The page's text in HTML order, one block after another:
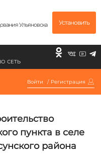
Ульяновска Установить
СЕТЬ
Войти / Регистрация
пункта в селе
района